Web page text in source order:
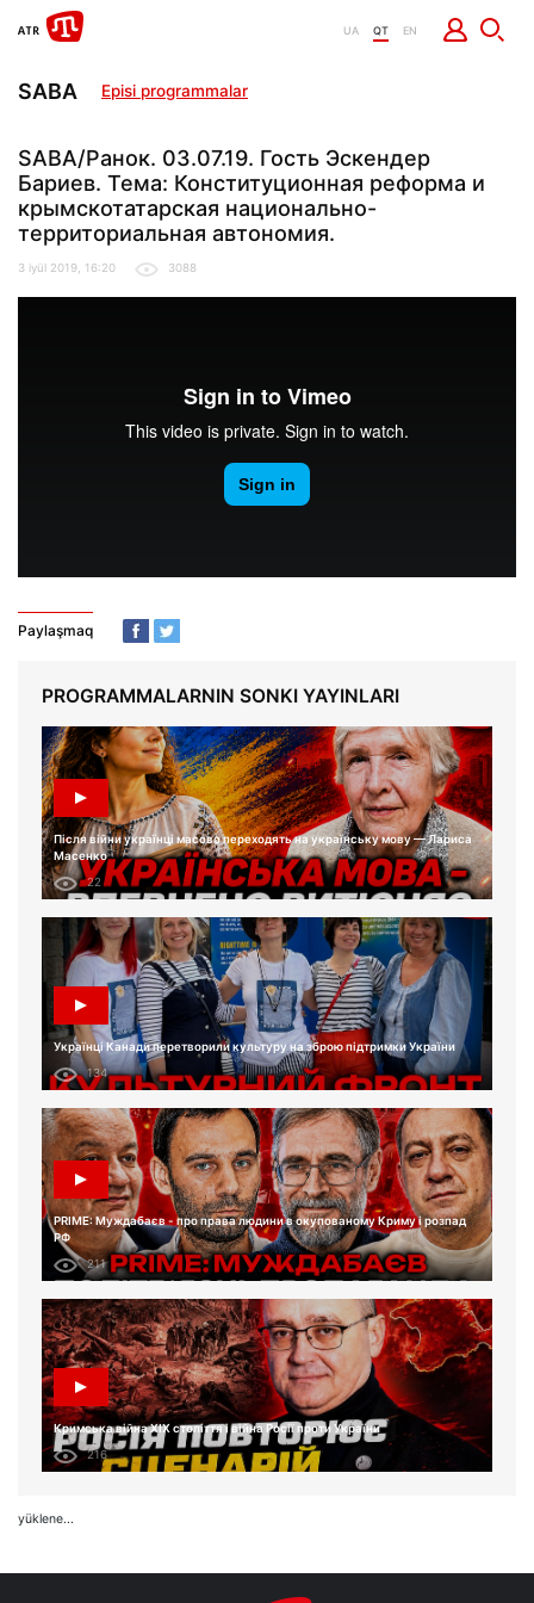
UA QT EN
SABA Episi programmalar
SABA/Ранок. 03.07.19. Гость Эскендер
Бариев. Тема: Конституционная реформа и
крымскотатарская национально-
территориальная автономия.
3 iyül 2019, 16:20 3088
Paylaşmaq
PROGRAMMALARNIN SONKI YAYINLARI
Після війни українці масово переходять на українську мову — Лариса
Масенко
22
Українці Канади перетворили культуру на зброю підтримки України
134
PRIME: Муждабаєв - про права людини в окупованому Криму і розпад
РФ
211
Кримська війна XIX століття і війна Росії проти України
216
yüklene...